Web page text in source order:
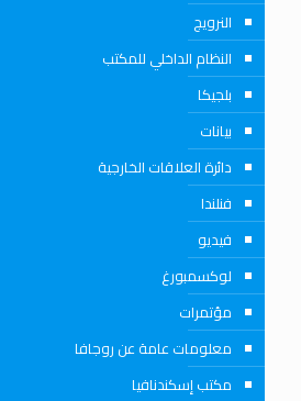
النرويج
النظام الداخلي للمكتب
بلجيكا
بيانات
دائرة العلاقات الخارجية
فنلندا
فيديو
لوكسمبورغ
مؤتمرات
معلومات عامة عن روجافا
مكتب إسكندنافيا